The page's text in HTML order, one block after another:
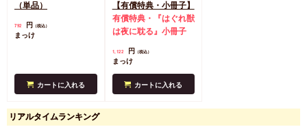
（単品）
792 円 （税込）
まっけ
カートに入れる
【有償特典・小冊子】
有償特典・『はぐれ獣
は夜に耽る』小冊子
1,122 円 （税込）
まっけ
カートに入れる
リアルタイムランキング